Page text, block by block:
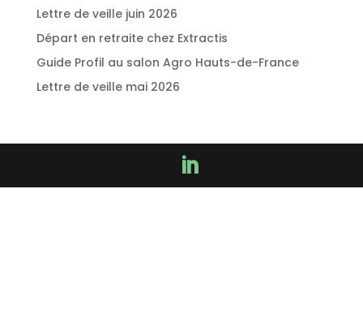
Lettre de veille juin 2026
Départ en retraite chez Extractis
Guide Profil au salon Agro Hauts-de-France
Lettre de veille mai 2026